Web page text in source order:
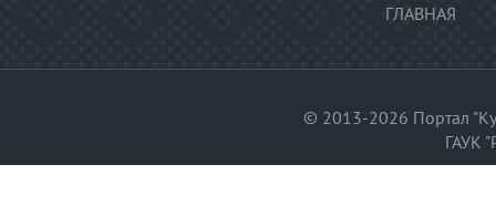
ГЛАВНАЯ
© 2013-2026 Портал
ГАУК